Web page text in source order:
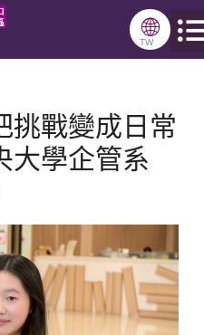
🌐
TW
挑戰變成日常
大學企管系